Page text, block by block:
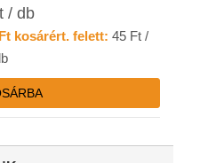
/ db
kosárért. felett: 45 Ft /